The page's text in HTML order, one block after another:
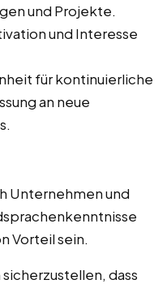
und Projekte.
und Interesse
für kontinuierliche
an neue
Unternehmen und
Vorteil sein.
dass